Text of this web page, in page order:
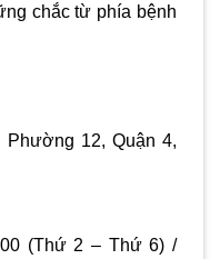
chắc từ phía bệnh
12, Quận 4,
(Thứ 2 – Thứ 6) /